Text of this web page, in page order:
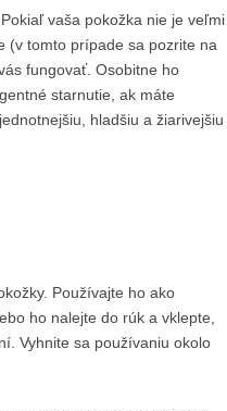
vaša pokožka nie je veľmi
(v tomto prípade sa pozrite na
fungovať. Osobitne ho
starnutie, ak máte
hladšiu a žiarivejšiu
Používajte ho ako
ho nalejte do rúk a vklepte,
Vyhnite sa používaniu okolo